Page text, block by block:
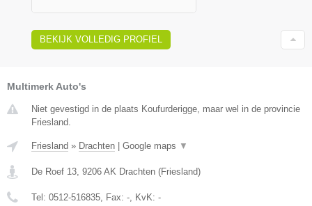
BEKIJK VOLLEDIG PROFIEL
Multimerk Auto's
Niet gevestigd in de plaats Koufurderigge, maar wel in de provincie
Friesland.
Friesland » Drachten Google maps ▼
De Roef 13, 9206 AK Drachten (Friesland)
Tel: 0512-516835, Fax: -, KvK: -